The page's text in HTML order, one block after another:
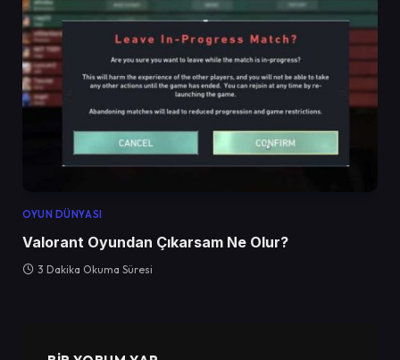
OYUN DÜNYASI
Valorant Oyundan Çıkarsam Ne Olur?
3 Dakika Okuma Süresi